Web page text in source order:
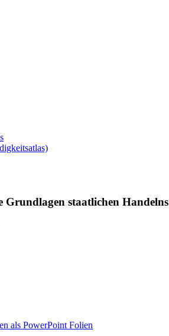
staatlichen Handelns
als PowerPoint Folien